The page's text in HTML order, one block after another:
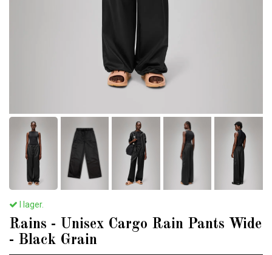
I lager.
Rains - Unisex Cargo Rain Pants Wide
- Black Grain